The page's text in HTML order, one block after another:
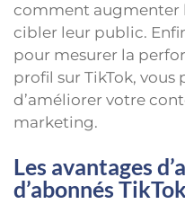
comment augmenter
cibler leur public.
pour mesurer la
profil sur TikTok,
d’améliorer votre
marketing.
Les avantages
d’abonnés TikTok